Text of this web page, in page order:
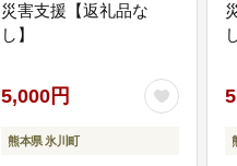
災害支援【返礼品な
し】
5,000円
熊本県 氷川町